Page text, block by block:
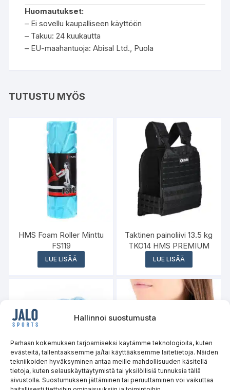
Hallinnoi suostumusta
Parhaan kokemuksen tarjoamiseksi käytämme teknologioita, kuten
evästeitä, tallentaaksemme ja/tai käyttääksemme laitetietoja. Näiden
tekniikoiden hyväksyminen antaa meille mahdollisuuden käsitellä
tietoja, kuten selauskäyttäytymistä tai yksilöllisiä tunnuksia tällä
sivustolla. Suostumuksen jättäminen tai peruuttaminen voi vaikuttaa
Huomautukset:
– Ei sovellu kaupalliseen käyttöön
– Takuu: 24 kuukautta
– EU-maahantuoja: Abisal Ltd., Puola
TUTUSTU MYÖS
HMS Foam Roller Minttu
FS119
LUE LISÄÄ
Taktinen painoliivi 13.5 kg
TKO14 HMS PREMIUM
LUE LISÄÄ